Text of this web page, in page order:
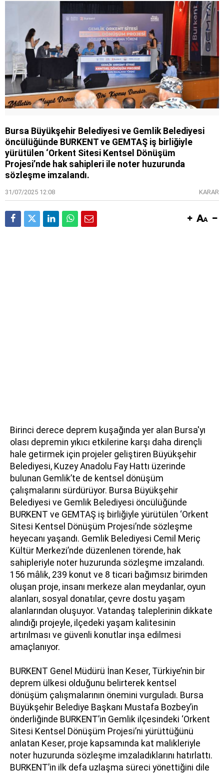
Bursa Büyükşehir Belediyesi ve Gemlik Belediyesi
öncülüğünde BURKENT ve GEMTAŞ iş birliğiyle
yürütülen ‘Orkent Sitesi Kentsel Dönüşüm
Projesi’nde hak sahipleri ile noter huzurunda
sözleşme imzalandı.
31/07/2025 12:08 KARAR
Birinci derece deprem kuşağında yer alan Bursa'yı
olası depremin yıkıcı etkilerine karşı daha dirençli
hale getirmek için projeler geliştiren Büyükşehir
Belediyesi, Kuzey Anadolu Fay Hattı üzerinde
bulunan Gemlik’te de kentsel dönüşüm
çalışmalarını sürdürüyor. Bursa Büyükşehir
Belediyesi ve Gemlik Belediyesi öncülüğünde
BURKENT ve GEMTAŞ iş birliğiyle yürütülen ‘Orkent
Sitesi Kentsel Dönüşüm Projesi’nde sözleşme
heyecanı yaşandı. Gemlik Belediyesi Cemil Meriç
Kültür Merkezi’nde düzenlenen törende, hak
sahipleriyle noter huzurunda sözleşme imzalandı.
156 mâlik, 239 konut ve 8 ticari bağımsız birimden
oluşan proje, insanı merkeze alan meydanlar, oyun
alanları, sosyal donatılar, çevre dostu yaşam
alanlarından oluşuyor. Vatandaş taleplerinin dikkate
alındığı projeyle, ilçedeki yaşam kalitesinin
artırılması ve güvenli konutlar inşa edilmesi
amaçlanıyor.
BURKENT Genel Müdürü İnan Keser, Türkiye’nin bir
deprem ülkesi olduğunu belirterek kentsel
dönüşüm çalışmalarının önemini vurguladı. Bursa
Büyükşehir Belediye Başkanı Mustafa Bozbey’in
önderliğinde BURKENT’in Gemlik ilçesindeki ‘Orkent
Sitesi Kentsel Dönüşüm Projesi’ni yürüttüğünü
anlatan Keser, proje kapsamında kat malikleriyle
noter huzurunda sözleşme imzaladıklarını hatırlattı.
BURKENT’in ilk defa uzlaşma süreci yönettiğini dile